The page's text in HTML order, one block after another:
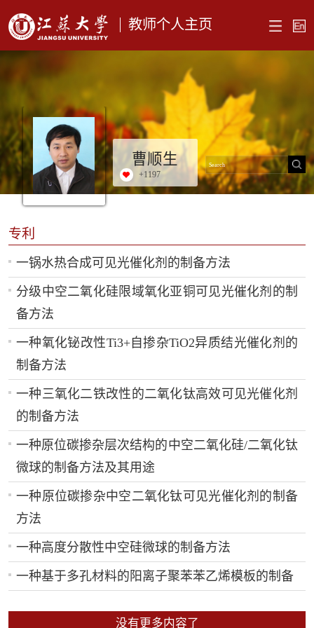
教师个人主页
曹顺生
+1197
专利
一锅水热合成可见光催化剂的制备方法
分级中空二氧化硅限域氧化亚铜可见光催化剂的制
备方法
一种氧化铋改性Ti3+自掺杂TiO2异质结光催化剂的
制备方法
一种三氧化二铁改性的二氧化钛高效可见光催化剂
的制备方法
一种原位碳掺杂层次结构的中空二氧化硅/二氧化钛
微球的制备方法及其用途
一种原位碳掺杂中空二氧化钛可见光催化剂的制备
方法
一种高度分散性中空硅微球的制备方法
一种基于多孔材料的阳离子聚苯苯乙烯模板的制备
没有更多内容了